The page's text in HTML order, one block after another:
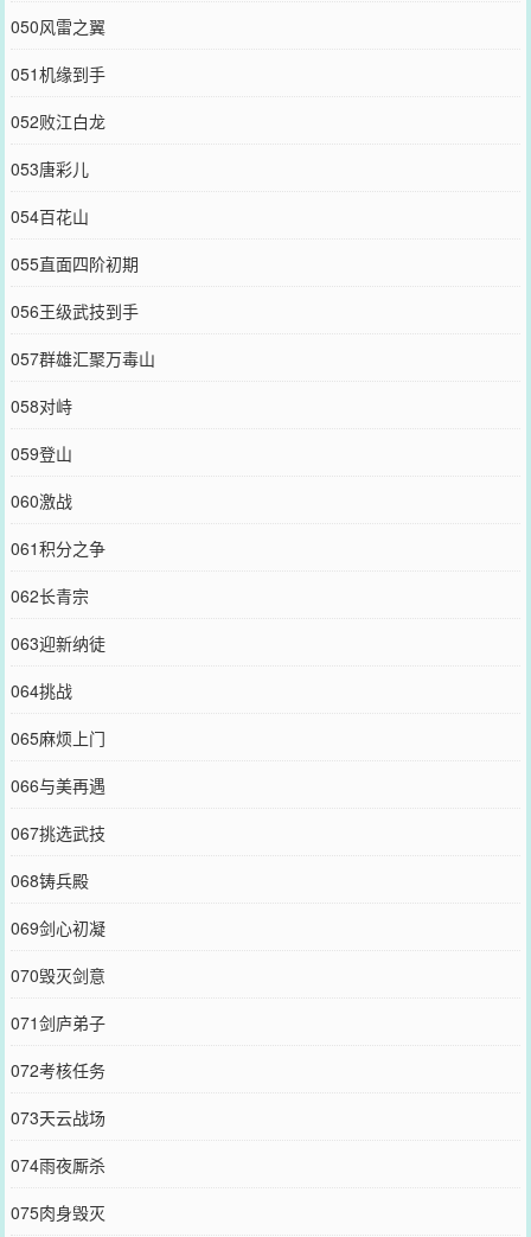
050风雷之翼
051机缘到手
052败江白龙
053唐彩儿
054百花山
055直面四阶初期
056王级武技到手
057群雄汇聚万毒山
058对峙
059登山
060激战
061积分之争
062长青宗
063迎新纳徒
064挑战
065麻烦上门
066与美再遇
067挑选武技
068铸兵殿
069剑心初凝
070毁灭剑意
071剑庐弟子
072考核任务
073天云战场
074雨夜厮杀
075肉身毁灭